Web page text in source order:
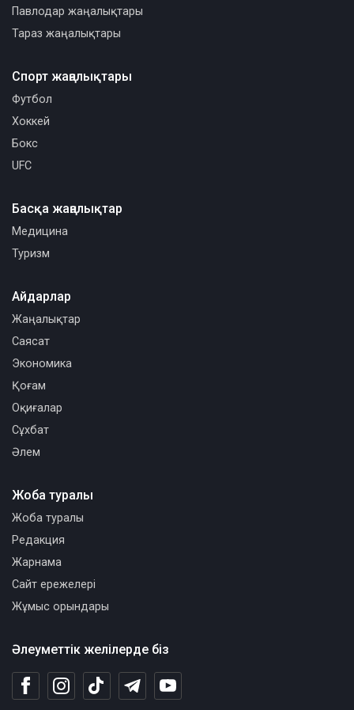
Павлодар жаңалықтары
Тараз жаңалықтары
Спорт жаңалықтары
Футбол
Хоккей
Бокс
UFC
Басқа жаңалықтар
Медицина
Туризм
Әлеуметтік желілерде біз
Айдарлар
Жаңалықтар
Саясат
Экономика
Қоғам
Оқиғалар
Сұхбат
Әлем
Жоба туралы
Жоба туралы
Редакция
Жарнама
Сайт ережелері
Жұмыс орындары